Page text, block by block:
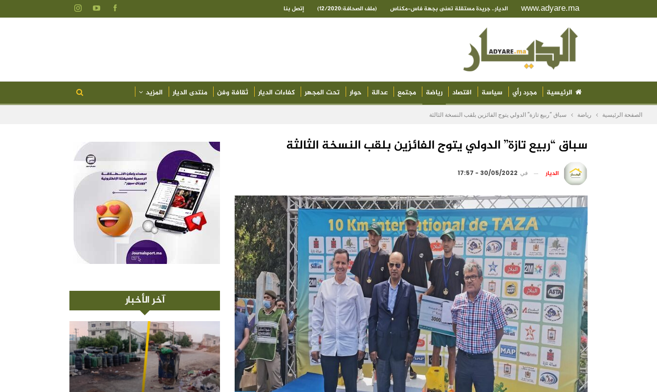
www.adyare.ma الديار.. جريدة مستقلة تعنى بجهة فاس-مكناس (ملف الصحافة:12/2020) إتصل بنا
الرئيسية مجرد رأي سياسة اقتصاد رياضة مجتمع عدالة حوار تحت المجهر كفاءات الديار ثقافة وفن منتدى الديار المزيد
الصفحة الرئيسية رياضة سباق “ربيع تازة” الدولي يتوج الفائزين بلقب النسخة الثالثة
سباق “ربيع تازة” الدولي يتوج الفائزين بلقب النسخة الثالثة
الديار في 30/05/2022 - 17:57
آخر الأخبار